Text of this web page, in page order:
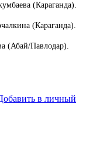
(Караганда).
(Караганда).
(Абай/Павлодар).
в личный